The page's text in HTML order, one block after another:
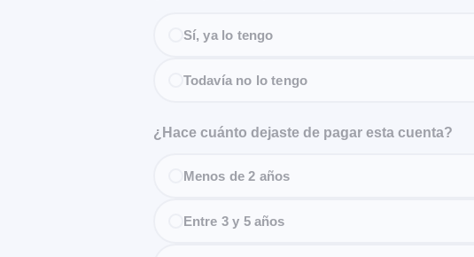
Sí, ya lo tengo
Todavía no lo tengo
¿Hace cuánto dejaste de pagar esta cuenta?
Menos de 2 años
Entre 3 y 5 años